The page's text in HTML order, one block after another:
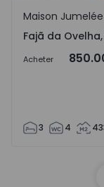
Fajã da
Maison Jumelée
Fajã da
Acheter
3 4